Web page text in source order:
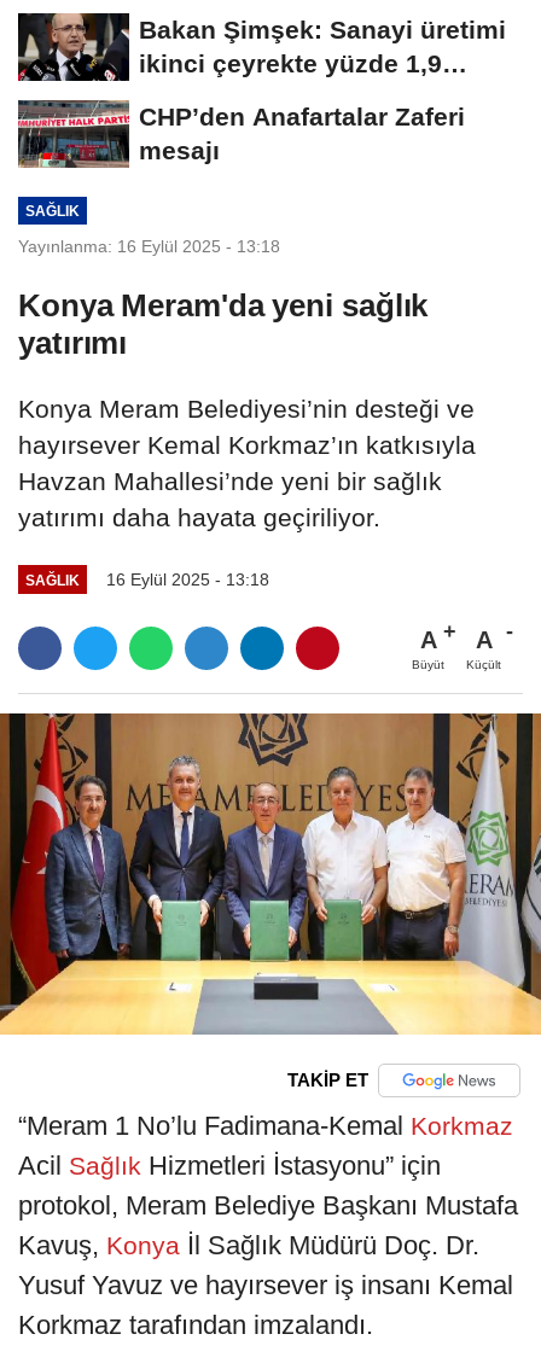
Bakan Şimşek: Sanayi üretimi
ikinci çeyrekte yüzde 1,9
CHP’den Anafartalar Zaferi
mesajı
SAĞLIK
Yayınlanma: 16 Eylül 2025 - 13:18
Konya Meram'da yeni sağlık
yatırımı
Konya Meram Belediyesi’nin desteği ve
hayırsever Kemal Korkmaz’ın katkısıyla
Havzan Mahallesi’nde yeni bir sağlık
yatırımı daha hayata geçiriliyor.
SAĞLIK 16 Eylül 2025 - 13:18
A
Büyüt
A
Küçült
TAKİP ET
“Meram 1 No’lu Fadimana-Kemal Korkmaz
Acil Sağlık Hizmetleri İstasyonu” için
protokol, Meram Belediye Başkanı Mustafa
Kavuş, Konya İl Sağlık Müdürü Doç. Dr.
Yusuf Yavuz ve hayırsever iş insanı Kemal
Korkmaz tarafından imzalandı.